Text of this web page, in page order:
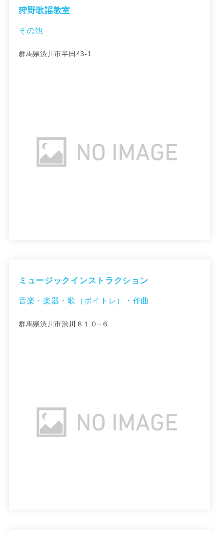
狩野歌謡教室
その他
群馬県渋川市半田43-1
ミュージックインストラクション
音楽・楽器・歌（ボイトレ）・作曲
群馬県渋川市渋川８１０−６